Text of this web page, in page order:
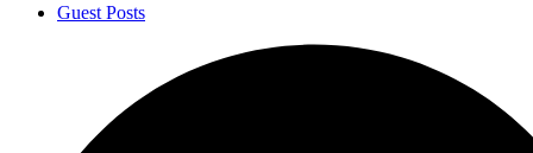
Guest Posts